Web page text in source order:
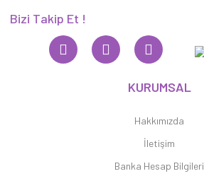
Bizi Takip Et !
KURUMSAL
Hakkımızda
İletişim
Banka Hesap Bilgileri